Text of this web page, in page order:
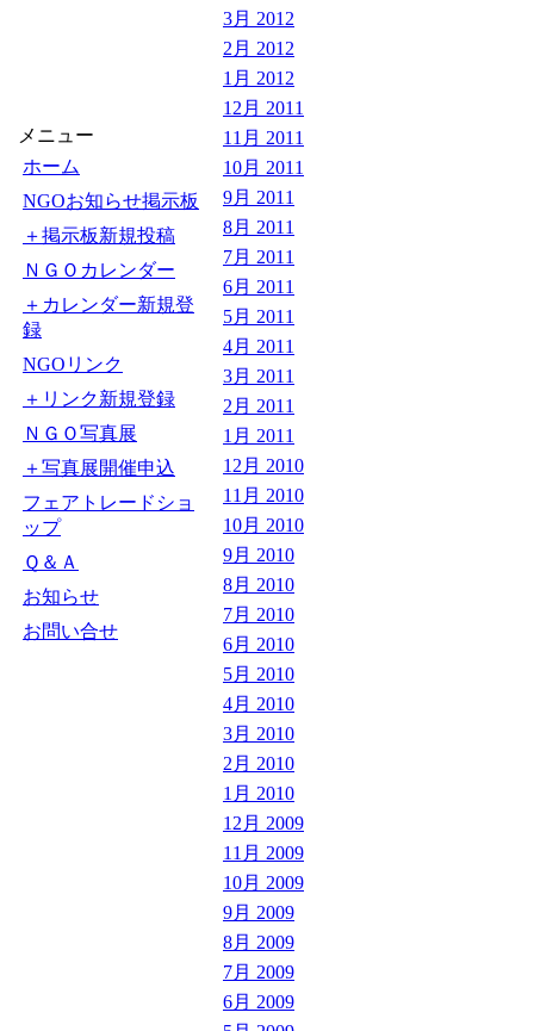
メニュー
ホーム
NGOお知らせ掲示板
＋掲示板新規投稿
ＮＧＯカレンダー
＋カレンダー新規登
録
NGOリンク
＋リンク新規登録
ＮＧＯ写真展
＋写真展開催申込
フェアトレードショ
ップ
Ｑ＆Ａ
お知らせ
お問い合せ
3月 2012
2月 2012
1月 2012
12月 2011
11月 2011
10月 2011
9月 2011
8月 2011
7月 2011
6月 2011
5月 2011
4月 2011
3月 2011
2月 2011
1月 2011
12月 2010
11月 2010
10月 2010
9月 2010
8月 2010
7月 2010
6月 2010
5月 2010
4月 2010
3月 2010
2月 2010
1月 2010
12月 2009
11月 2009
10月 2009
9月 2009
8月 2009
7月 2009
6月 2009